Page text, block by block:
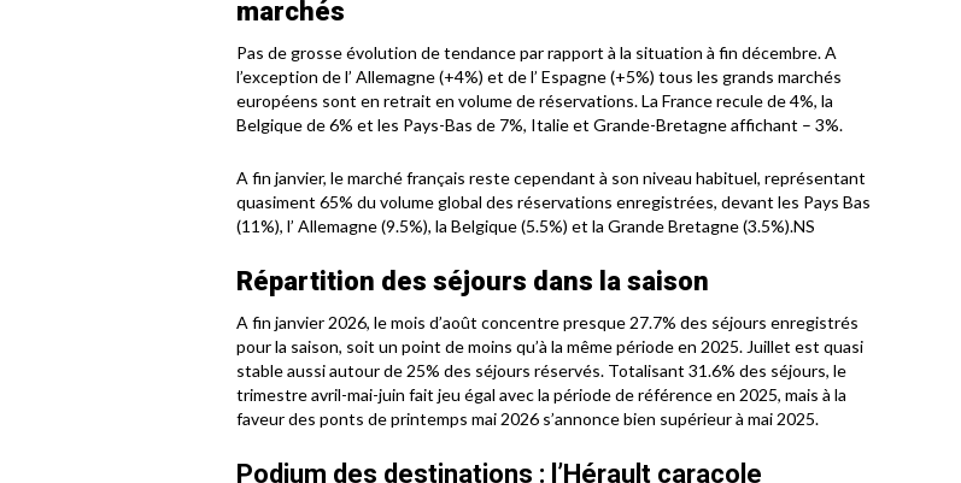
marchés
Pas de grosse évolution de tendance par rapport à la situation à fin décembre. A
l’exception de l’ Allemagne (+4%) et de l’ Espagne (+5%) tous les grands marchés
européens sont en retrait en volume de réservations. La France recule de 4%, la
Belgique de 6% et les Pays-Bas de 7%, Italie et Grande-Bretagne affichant – 3%.
A fin janvier, le marché français reste cependant à son niveau habituel, représentant
quasiment 65% du volume global des réservations enregistrées, devant les Pays Bas
(11%), l’ Allemagne (9.5%), la Belgique (5.5%) et la Grande Bretagne (3.5%).NS
Répartition des séjours dans la saison
A fin janvier 2026, le mois d’août concentre presque 27.7% des séjours enregistrés
pour la saison, soit un point de moins qu’à la même période en 2025. Juillet est quasi
stable aussi autour de 25% des séjours réservés. Totalisant 31.6% des séjours, le
trimestre avril-mai-juin fait jeu égal avec la période de référence en 2025, mais à la
faveur des ponts de printemps mai 2026 s’annonce bien supérieur à mai 2025.
Podium des destinations : l’Hérault caracole